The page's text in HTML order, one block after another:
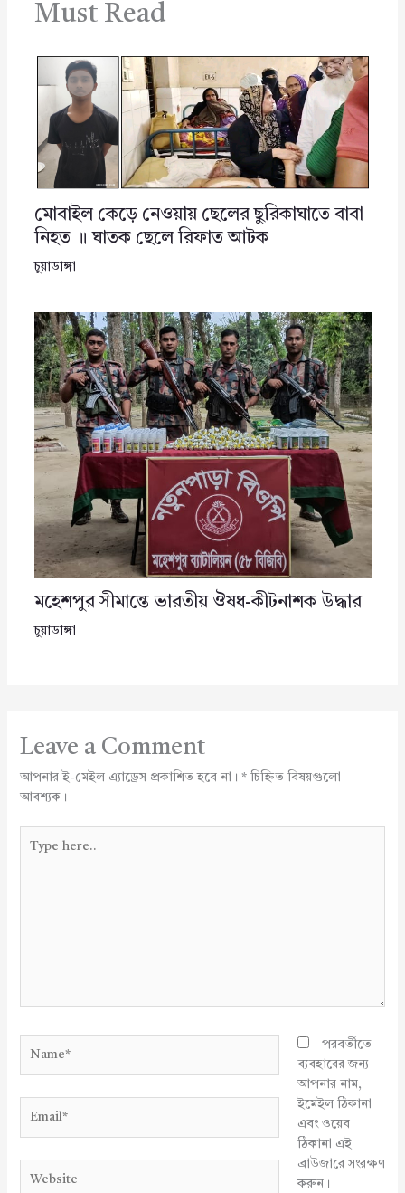
Must Read
মোবাইল কেড়ে নেওয়ায় ছেলের ছুরিকাঘাতে বাবা
নিহত ॥ ঘাতক ছেলে রিফাত আটক
চুয়াডাঙ্গা
মহেশপুর সীমান্তে ভারতীয় ঔষধ-কীটনাশক উদ্ধার
চুয়াডাঙ্গা
Leave a Comment
আপনার ই-মেইল এ্যাড্রেস প্রকাশিত হবে না। *চিহ্নিত বিষয়গুলো
আবশ্যক।
here..
পরবর্তীতে
ব্যবহারের জন্য
আপনার নাম,
ইমেইল ঠিকানা
এবং ওয়েব
ঠিকানা এই
ব্রাউজারে সংরক্ষণ
করুন।